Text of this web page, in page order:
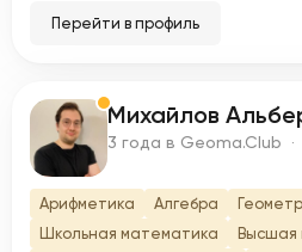
Перейти в профиль
М Михайлов
3 года в Geoma.Club ·
Арифметика Алгебра
Школьная математика
Высшая